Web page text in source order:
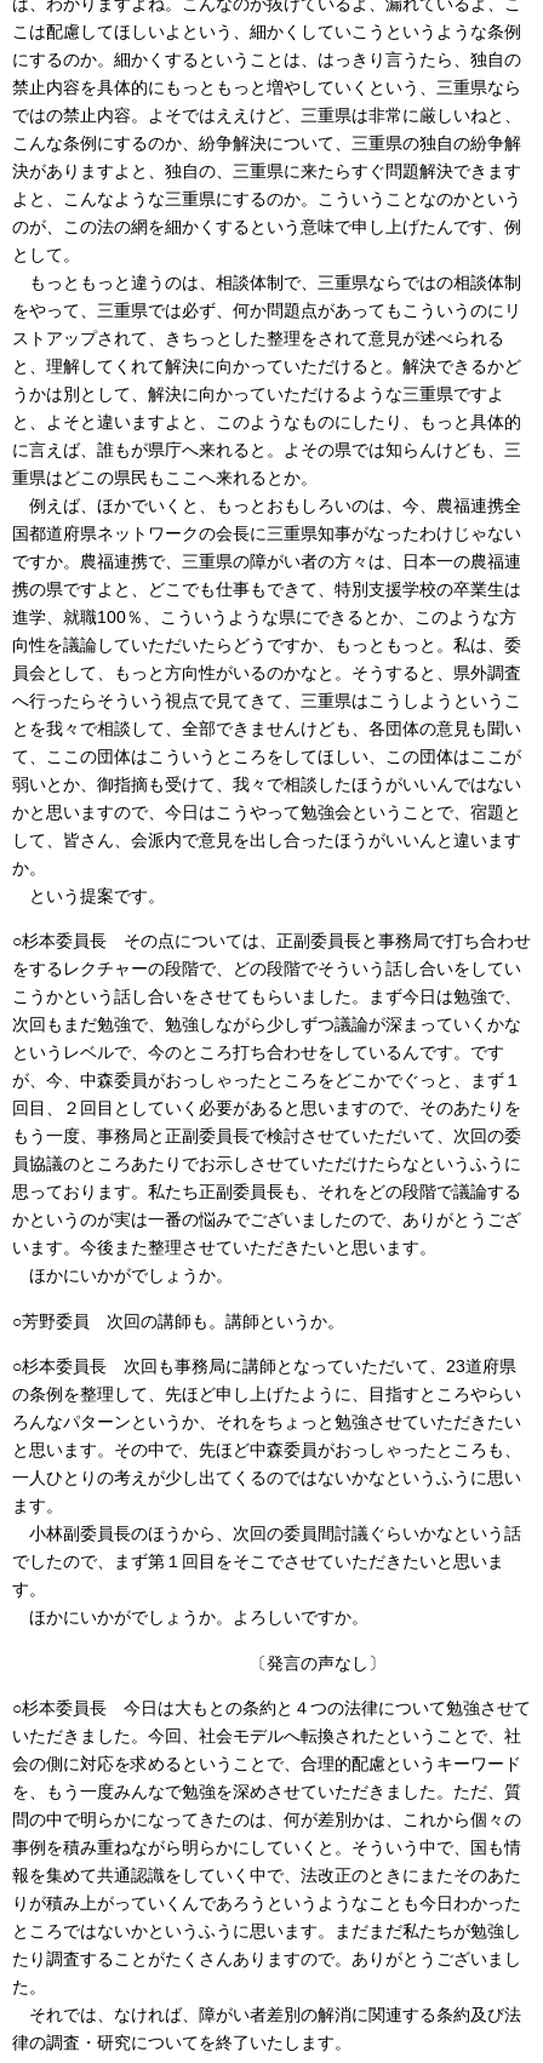
こは配慮してほしいよという、細かくしていこうというような条例
にするのか。細かくするということは、はっきり言うたら、独自の
禁止内容を具体的にもっともっと増やしていくという、三重県なら
ではの禁止内容。よそではええけど、三重県は非常に厳しいねと、
こんな条例にするのか、紛争解決について、三重県の独自の紛争解
決がありますよと、独自の、三重県に来たらすぐ問題解決できます
よと、こんなような三重県にするのか。こういうことなのかという
のが、この法の網を細かくするという意味で申し上げたんです、例
として。
もっともっと違うのは、相談体制で、三重県ならではの相談体制
をやって、三重県では必ず、何か問題点があってもこういうのにリ
ストアップされて、きちっとした整理をされて意見が述べられる
と、理解してくれて解決に向かっていただけると。解決できるかど
うかは別として、解決に向かっていただけるような三重県ですよ
と、よそと違いますよと、このようなものにしたり、もっと具体的
に言えば、誰もが県庁へ来れると。よその県では知らんけども、三
重県はどこの県民もここへ来れるとか。
例えば、ほかでいくと、もっとおもしろいのは、今、農福連携全
国都道府県ネットワークの会長に三重県知事がなったわけじゃない
ですか。農福連携で、三重県の障がい者の方々は、日本一の農福連
携の県ですよと、どこでも仕事もできて、特別支援学校の卒業生は
進学、就職100％、こういうような県にできるとか、このような方
向性を議論していただいたらどうですか、もっともっと。私は、委
員会として、もっと方向性がいるのかなと。そうすると、県外調査
へ行ったらそういう視点で見てきて、三重県はこうしようというこ
とを我々で相談して、全部できませんけども、各団体の意見も聞い
て、ここの団体はこういうところをしてほしい、この団体はここが
弱いとか、御指摘も受けて、我々で相談したほうがいいんではない
かと思いますので、今日はこうやって勉強会ということで、宿題と
して、皆さん、会派内で意見を出し合ったほうがいいんと違います
か。
という提案です。
○杉本委員長 その点については、正副委員長と事務局で打ち合わせ
をするレクチャーの段階で、どの段階でそういう話し合いをしてい
こうかという話し合いをさせてもらいました。まず今日は勉強で、
次回もまだ勉強で、勉強しながら少しずつ議論が深まっていくかな
というレベルで、今のところ打ち合わせをしているんです。です
が、今、中森委員がおっしゃったところをどこかでぐっと、まず１
回目、２回目としていく必要があると思いますので、そのあたりを
もう一度、事務局と正副委員長で検討させていただいて、次回の委
員協議のところあたりでお示しさせていただけたらなというふうに
思っております。私たち正副委員長も、それをどの段階で議論する
かというのが実は一番の悩みでございましたので、ありがとうござ
います。今後また整理させていただきたいと思います。
ほかにいかがでしょうか。
○芳野委員 次回の講師も。講師というか。
○杉本委員長 次回も事務局に講師となっていただいて、23道府県
の条例を整理して、先ほど申し上げたように、目指すところやらい
ろんなパターンというか、それをちょっと勉強させていただきたい
と思います。その中で、先ほど中森委員がおっしゃったところも、
一人ひとりの考えが少し出てくるのではないかなというふうに思い
ます。
小林副委員長のほうから、次回の委員間討議ぐらいかなという話
でしたので、まず第１回目をそこでさせていただきたいと思いま
す。
ほかにいかがでしょうか。よろしいですか。
〔発言の声なし〕
○杉本委員長 今日は大もとの条約と４つの法律について勉強させて
いただきました。今回、社会モデルへ転換されたということで、社
会の側に対応を求めるということで、合理的配慮というキーワード
を、もう一度みんなで勉強を深めさせていただきました。ただ、質
問の中で明らかになってきたのは、何が差別かは、これから個々の
事例を積み重ねながら明らかにしていくと。そういう中で、国も情
報を集めて共通認識をしていく中で、法改正のときにまたそのあた
りが積み上がっていくんであろうというようなことも今日わかった
ところではないかというふうに思います。まだまだ私たちが勉強し
たり調査することがたくさんありますので。ありがとうございまし
た。
それでは、なければ、障がい者差別の解消に関連する条約及び法
律の調査・研究についてを終了いたします。